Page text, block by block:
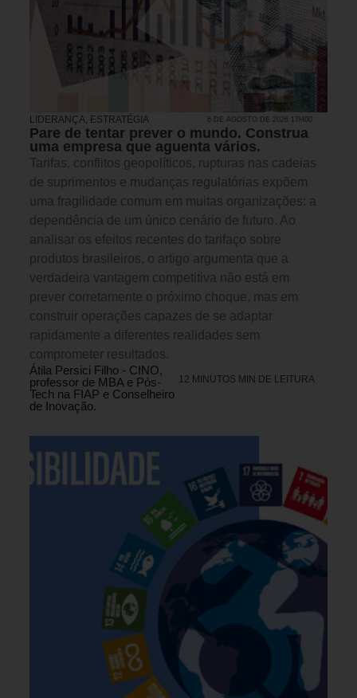
LIDERANÇA, ESTRATÉGIA 6 DE AGOSTO DE 2026 17H00
Pare de tentar prever o mundo. Construa
uma empresa que aguenta vários.
Tarifas, conflitos geopolíticos, rupturas nas cadeias
de suprimentos e mudanças regulatórias expõem
uma fragilidade comum em muitas organizações: a
dependência de um único cenário de futuro. Ao
analisar os efeitos recentes do tarifaço sobre
produtos brasileiros, o artigo argumenta que a
verdadeira vantagem competitiva não está em
prever corretamente o próximo choque, mas em
construir operações capazes de se adaptar
rapidamente a diferentes realidades sem
comprometer resultados.
Átila Persici Filho - CINO,
professor de MBA e Pós-
Tech na FIAP e Conselheiro
de Inovação.
12 MINUTOS MIN DE LEITURA